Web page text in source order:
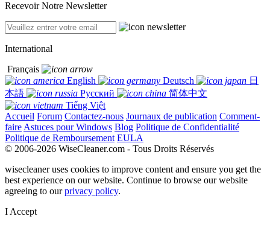
Recevoir Notre Newsletter
International
Français
English
Deutsch
日
本語
Русский
简体中文
Tiếng Việt
Accueil Forum Contactez-nous Journaux de publication Comment-
faireAstuces pour Windows Blog Politique de Confidentialité
Politique de Remboursement EULA
© 2006-2026 WiseCleaner.com - Tous Droits Réservés
wisecleaner uses cookies to improve content and ensure you get the
best experience on our website. Continue to browse our website
agreeing to ourprivacy policy.
I Accept